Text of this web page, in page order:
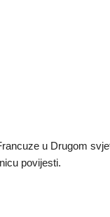
u Drugom
povijesti.